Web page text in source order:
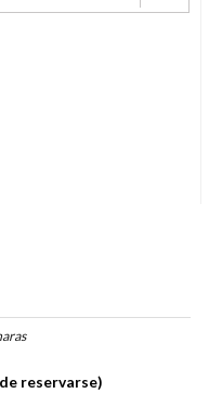
reservarse)